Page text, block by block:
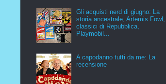
Gli acquisti nerd di giugno: La
storia ancestrale, Artemis Fowl, I
classici di Repubblica,
Playmobil...
A capodanno tutti da me: La
recensione